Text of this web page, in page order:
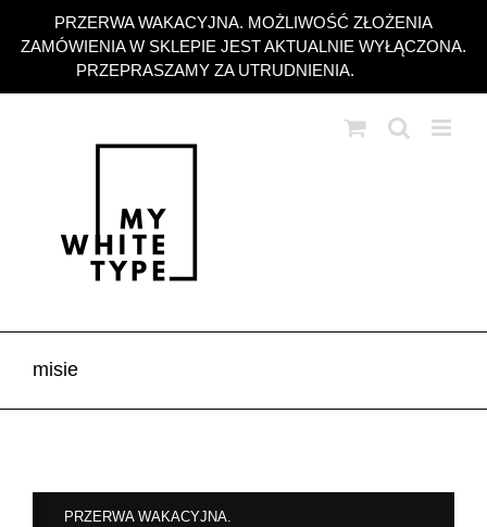
PRZERWA WAKACYJNA. MOŻLIWOŚĆ ZŁOŻENIA
ZAMÓWIENIA W SKLEPIE JEST AKTUALNIE WYŁĄCZONA.
PRZEPRASZAMY ZA UTRUDNIENIA.
zawartości
misie
PRZERWA WAKACYJNA.